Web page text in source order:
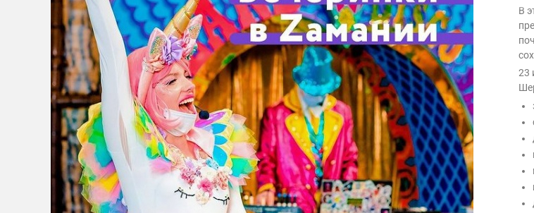
В
23